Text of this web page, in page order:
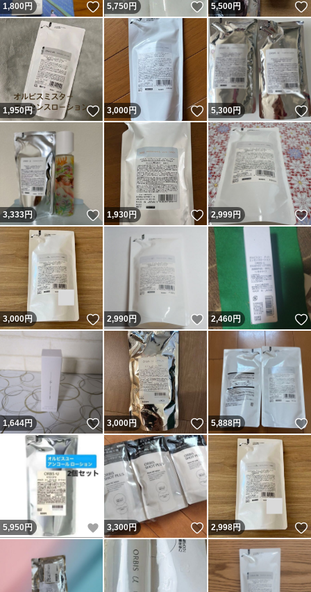
1,800円 いいね！
5,750円 いいね！
5,500円
1,950円 いいね！
3,000円 いいね！
5,300円
3,333円 いいね！
1,930円 いいね！
2,999円
3,000円 いいね！
2,990円 いいね！
2,460円
1,644円 いいね！
3,000円 いいね！
5,888円
5,950 円 いいね！
3,300円 いいね！
2,998円